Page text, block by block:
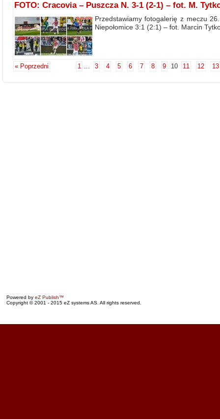
FOTO: Cracovia – Puszcza N. 3-1 (2-1) – fot. M.
Przedstawiamy fotogalerię z meczu
Niepołomice 3:1 (2:1) – fot. Marcin
« Poprzedni 1 ... 3 4 5 6 7 8 9 10 11 12 13
Powered by eZ Publish™
Copyright © 2001 - 2015 eZ systems AS. All rights reserved.